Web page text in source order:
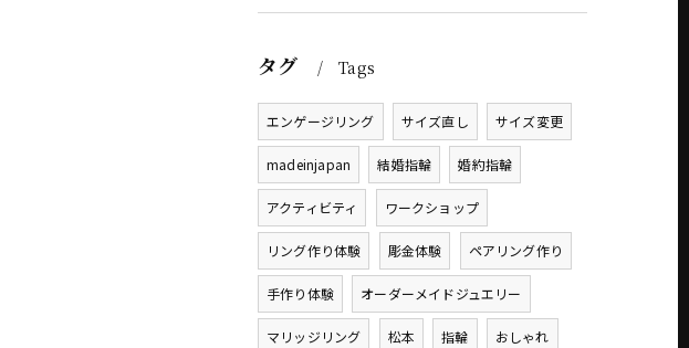
タグ Tags
エンゲージリング サイズ直し サイズ変更
madeinjapan 結婚指輪 婚約指輪
アクティビティ ワークショップ
リング作り体験 彫金体験 ペアリング作り
手作り体験 オーダーメイドジュエリー
マリッジリング 松本 指輪 おしゃれ